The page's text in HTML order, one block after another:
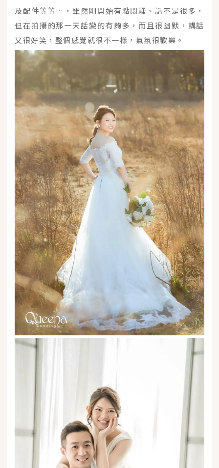
及配件等等…，雖然剛開始有點悶騷、話不是很多，
但在拍攝的那一天話變的有夠多，而且很幽默，講話
又很好笑，整個感覺就很不一樣，氣氛很歡樂。